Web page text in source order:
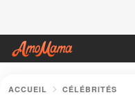
ACCUEIL CÉLÉBRITÉS